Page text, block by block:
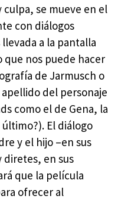
se mueve en el
con diálogos
a la pantalla
nos puede hacer
de Jarmusch o
apellido del personaje
como el de Gena, la
El diálogo
y el hijo –en sus
diretes, en sus
que la película
ofrecer al